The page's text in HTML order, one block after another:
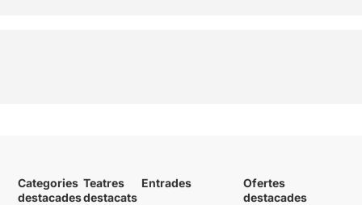
Categories
destacades
Teatres
destacats
Entrades
Ofertes
destacades